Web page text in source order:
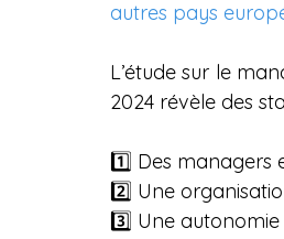
autres pays
L’étude sur le
2024 révèle des
1️⃣ Des managers
2️⃣ Une
3️⃣ Une